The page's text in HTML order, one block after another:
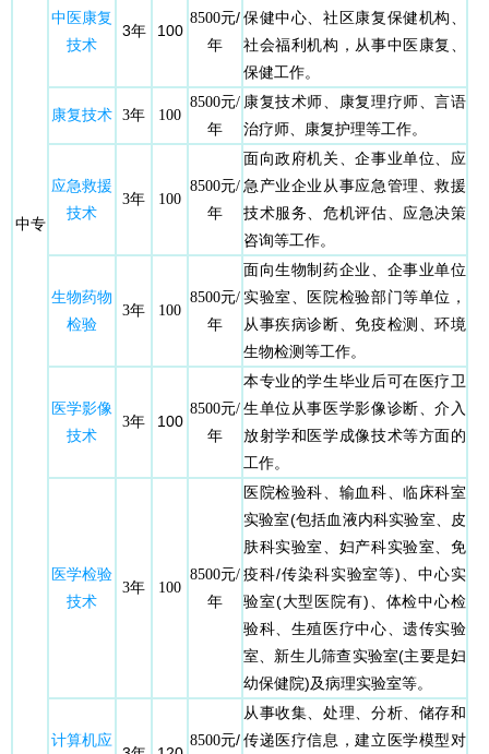
中专
中医康复
技术
3年 100
8500元/
年
保健中心、社区康复保健机构、
社会福利机构，从事中医康复、
保健工作。
康复技术 3年 100
8500元/
年
康复技术师、康复理疗师、言语
治疗师、康复护理等工作。
应急救援
技术
3年 100
8500元/
年
面向政府机关、企事业单位、应
急产业企业从事应急管理、救援
技术服务、危机评估、应急决策
咨询等工作。
生物药物
检验
3年 100
8500元/
年
面向生物制药企业、企事业单位
实验室、医院检验部门等单位，
从事疾病诊断、免疫检测、环境
生物检测等工作。
医学影像
技术
3年 100
8500元/
年
本专业的学生毕业后可在医疗卫
生单位从事医学影像诊断、介入
放射学和医学成像技术等方面的
工作。
医学检验
技术
3年 100
8500元/
年
医院检验科、输血科、临床科室
实验室(包括血液内科实验室、皮
肤科实验室、妇产科实验室、免
疫科/传染科实验室等)、中心实
验室(大型医院有)、体检中心检
验科、生殖医疗中心、遗传实验
室、新生儿筛查实验室(主要是妇
幼保健院)及病理实验室等。
计算机应 8500元/
从事收集、处理、分析、储存和
传递医疗信息，建立医学模型对